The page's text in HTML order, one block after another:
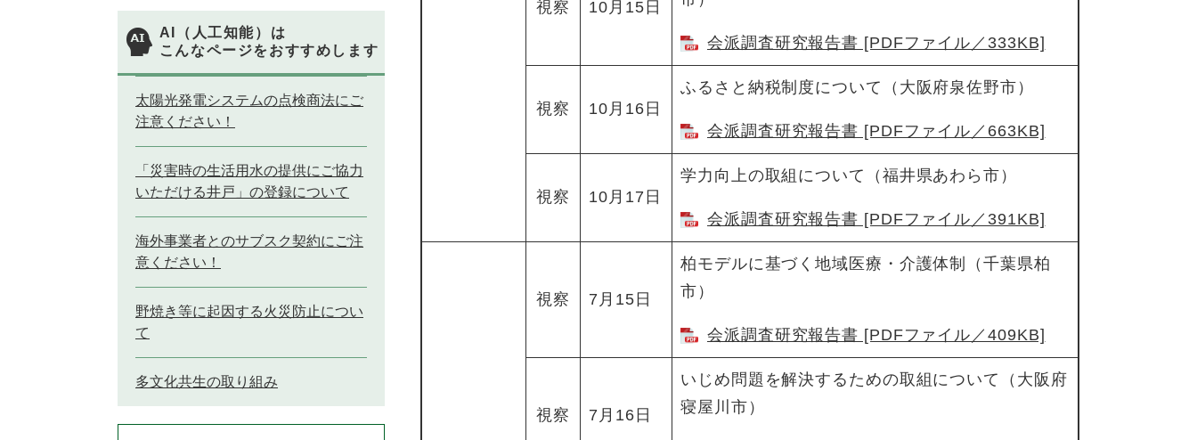
視察 10月15日
会派調査研究報告書 [PDFファイル／333KB]
視察 10月16日
ふるさと納税制度について（大阪府泉佐野市）
会派調査研究報告書 [PDFファイル／663KB]
視察 10月17日
学力向上の取組について（福井県あわら市）
会派調査研究報告書 [PDFファイル／391KB]
視察 7月15日
柏モデルに基づく地域医療・介護体制（千葉県柏
市）
会派調査研究報告書 [PDFファイル／409KB]
視察 7月16日
いじめ問題を解決するための取組について（大阪府
寝屋川市）
AI（人工知能）は
こんなページをおすすめします
太陽光発電システムの点検商法にご
注意ください！
「災害時の生活用水の提供にご協力
いただける井戸」の登録について
海外事業者とのサブスク契約にご注
意ください！
野焼き等に起因する火災防止につい
て
多文化共生の取り組み